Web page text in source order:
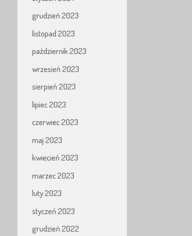
grudzień 2023
listopad 2023
październik 2023
wrzesień 2023
sierpień 2023
lipiec 2023
czerwiec 2023
maj 2023
kwiecień 2023
marzec 2023
luty 2023
styczeń 2023
grudzień 2022